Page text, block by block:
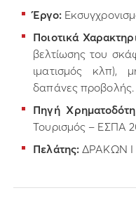
Έργο:
Ποιοτικά
βελτίωσης του
ιματισμός κλπ),
δαπάνες προβολής.
Πηγή
Τουρισμός – ΕΣΠΑ
Πελάτης: ΔΡΑΚΩΝ Ι